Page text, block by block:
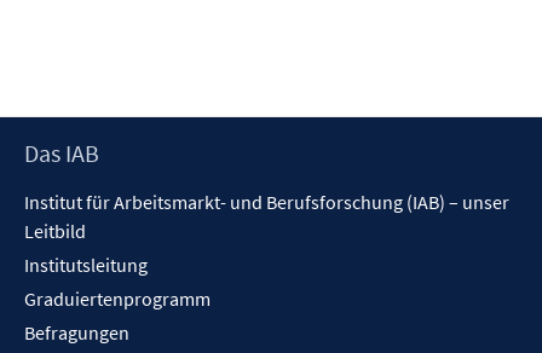
Footer
Das IAB
Institut für Arbeitsmarkt- und Berufsforschung (IAB) – unser
Leitbild
Institutsleitung
Graduiertenprogramm
Befragungen